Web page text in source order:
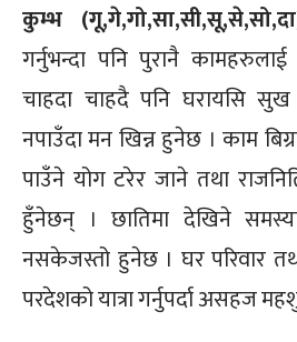
कुम्भ
गर्नुभन्दा पनि पुरानै कामहरुलाई
चाहदा चाहदै पनि घरायसि सुख
नपाउँदा मन खिन्न हुनेछ । काम
पाउँने योग टरेर जाने तथा
हुँनेछन् । छातिमा देखिने
नसकेजस्तो हुनेछ । घर परिवार
परदेशको यात्रा गर्नुपर्दा असहज